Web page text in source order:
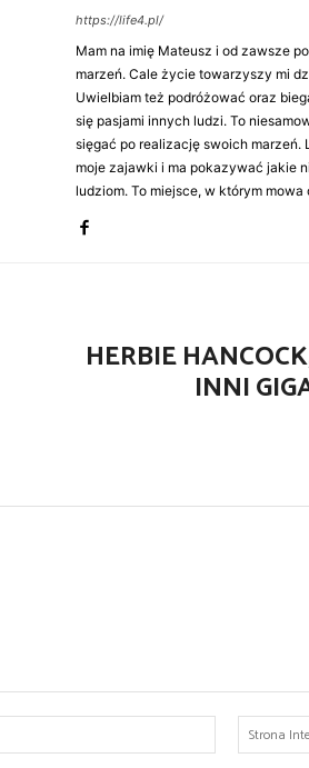
https://life4.pl/
Mam na imię Mateusz i od zawsze
marzeń. Cale życie towarzyszy mi
Uwielbiam też podróżować oraz
się pasjami innych ludzi. To
sięgać po realizację swoich
moje zajawki i ma pokazywać jakie
ludziom. To miejsce, w którym
HERBIE
INNI
mail:*